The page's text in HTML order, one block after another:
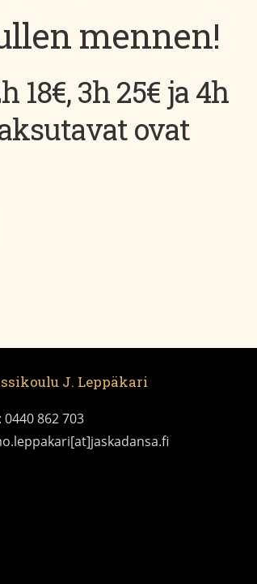
mennen!
18€, 3h 25€ ja 4h
ovat
J. Leppäkari
0440 862 703